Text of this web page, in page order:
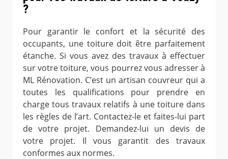
?
Pour garantir le confort et la sécurité des
occupants, une toiture doit être parfaitement
étanche. Si vous avez des travaux à effectuer
sur votre toiture, vous pourrez vous adresser à
ML Rénovation. C’est un artisan couvreur qui a
toutes les qualifications pour prendre en
charge tous travaux relatifs à une toiture dans
les règles de l’art. Contactez-le et faites-lui part
de votre projet. Demandez-lui un devis de
votre projet. Il vous garantit des travaux
conformes aux normes.